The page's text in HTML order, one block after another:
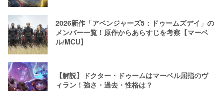
2026新作「アベンジャーズ5：ドゥームズデイ」の
メンバー一覧！原作からあらすじを考察【マーベ
ル/MCU】
【解説】ドクター・ドゥームはマーベル屈指のヴ
ィラン！強さ・過去・性格は？